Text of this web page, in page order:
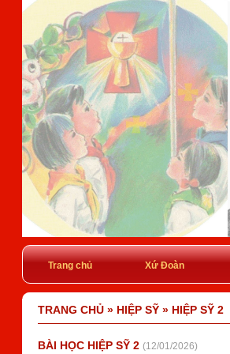
Trang chủ Xứ Đoàn
TRANG CHỦ » HIỆP SỸ » HIỆP SỸ 2
BÀI HỌC HIỆP SỸ 2 (12/01/2026)